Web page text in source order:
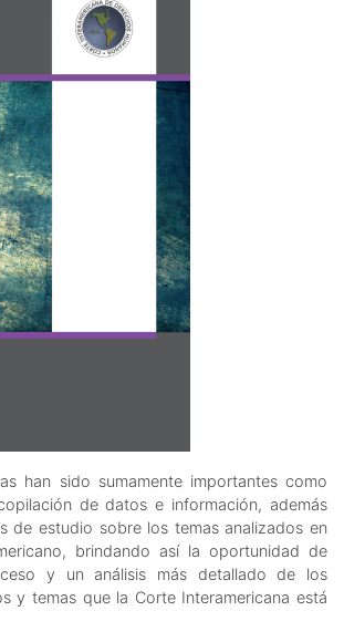
han sido sumamente importantes como
de datos e información, además
de estudio sobre los temas analizados en
brindando así la oportunidad de
y un análisis más detallado de los
y temas que la Corte Interamericana está